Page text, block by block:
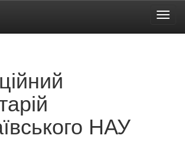
НАУ